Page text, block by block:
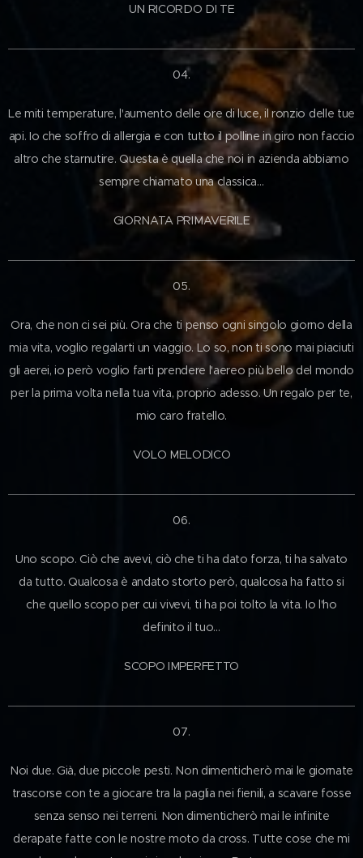
UN RICORDO DI TE
04.
Le miti temperature, l'aumento delle ore di luce, il ronzio delle tue
api. Io che soffro di allergia e con tutto il polline in giro non faccio
altro che starnutire. Questa è quella che noi in azienda abbiamo
sempre chiamato una classica…
GIORNATA PRIMAVERILE
05.
Ora, che non ci sei più. Ora che ti penso ogni singolo giorno della
mia vita, voglio regalarti un viaggio. Lo so, non ti sono mai piaciuti
gli aerei, io però voglio farti prendere l'aereo più bello del mondo
per la prima volta nella tua vita, proprio adesso. Un regalo per te,
mio caro fratello.
VOLO MELODICO
06.
Uno scopo. Ciò che avevi, ciò che ti ha dato forza, ti ha salvato
da tutto. Qualcosa è andato storto però, qualcosa ha fatto si
che quello scopo per cui vivevi, ti ha poi tolto la vita. Io l'ho
definito il tuo…
SCOPO IMPERFETTO
07.
Noi due. Già, due piccole pesti. Non dimenticherò mai le giornate
trascorse con te a giocare tra la paglia nei fienili, a scavare fosse
senza senso nei terreni. Non dimenticherò mai le infinite
derapate fatte con le nostre moto da cross. Tutte cose che mi